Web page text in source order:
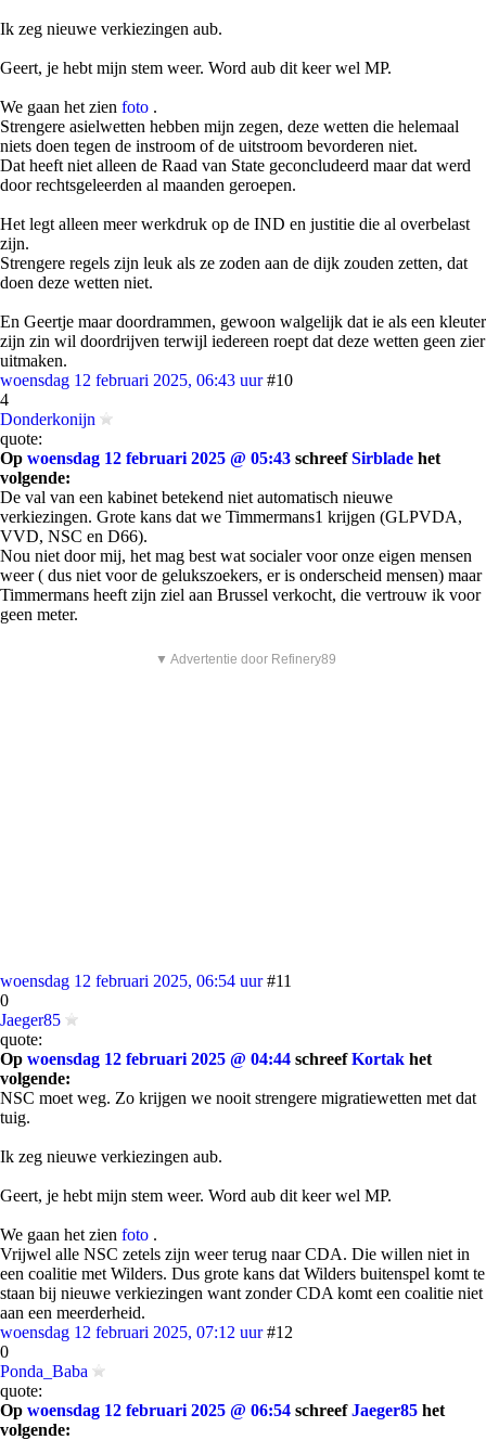
Ik zeg nieuwe verkiezingen aub.
Geert, je hebt mijn stem weer. Word aub dit keer wel MP.
We gaan het zien foto .
Strengere asielwetten hebben mijn zegen, deze wetten die helemaal
niets doen tegen de instroom of de uitstroom bevorderen niet.
Dat heeft niet alleen de Raad van State geconcludeerd maar dat werd
door rechtsgeleerden al maanden geroepen.
Het legt alleen meer werkdruk op de IND en justitie die al overbelast
zijn.
Strengere regels zijn leuk als ze zoden aan de dijk zouden zetten, dat
doen deze wetten niet.
En Geertje maar doordrammen, gewoon walgelijk dat ie als een kleuter
zijn zin wil doordrijven terwijl iedereen roept dat deze wetten geen zier
uitmaken.
woensdag 12 februari 2025, 06:43 uur #10
4
Donderkonijn
quote:
Op woensdag 12 februari 2025 @ 05:43 schreefSirblade het
volgende:
De val van een kabinet betekend niet automatisch nieuwe
verkiezingen. Grote kans dat we Timmermans1 krijgen (GLPVDA,
VVD, NSC en D66).
Nou niet door mij, het mag best wat socialer voor onze eigen mensen
weer ( dus niet voor de gelukszoekers, er is onderscheid mensen) maar
Timmermans heeft zijn ziel aan Brussel verkocht, die vertrouw ik voor
geen meter.
▼ Advertentie door Refinery89
woensdag 12 februari 2025, 06:54 uur #11
0
Jaeger85
quote:
Op woensdag 12 februari 2025 @ 04:44 schreefKortak het
volgende:
NSC moet weg. Zo krijgen we nooit strengere migratiewetten met dat
tuig.
Ik zeg nieuwe verkiezingen aub.
Geert, je hebt mijn stem weer. Word aub dit keer wel MP.
We gaan het zien foto .
Vrijwel alle NSC zetels zijn weer terug naar CDA. Die willen niet in
een coalitie met Wilders. Dus grote kans dat Wilders buitenspel komt te
staan bij nieuwe verkiezingen want zonder CDA komt een coalitie niet
aan een meerderheid.
woensdag 12 februari 2025, 07:12 uur #12
0
Ponda_Baba
quote:
Op woensdag 12 februari 2025 @ 06:54 schreefJaeger85 het
volgende: